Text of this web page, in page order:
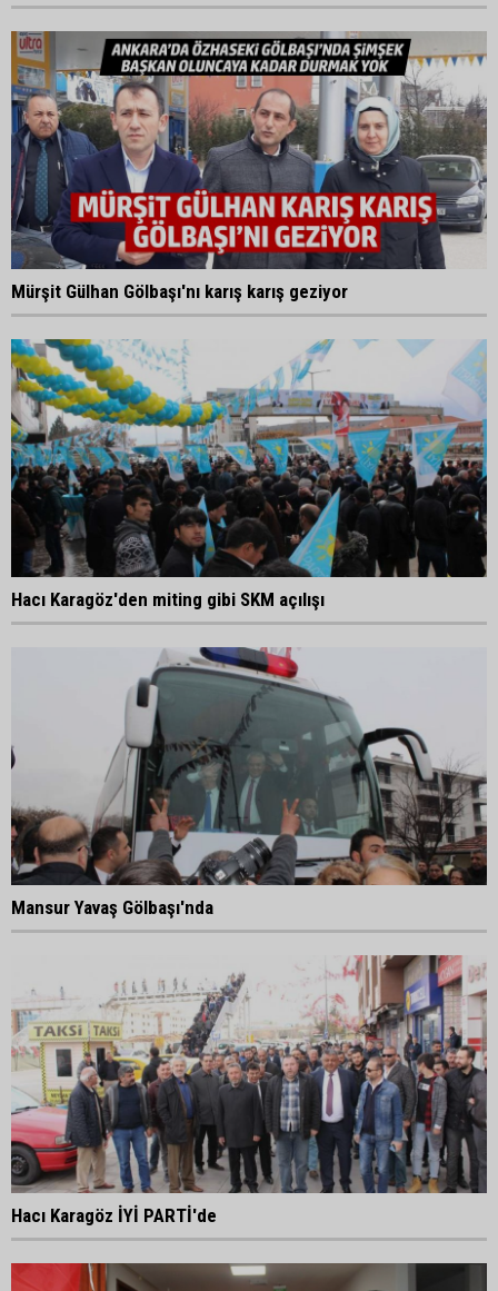
Mürşit Gülhan Gölbaşı'nı karış karış geziyor
Hacı Karagöz'den miting gibi SKM açılışı
Mansur Yavaş Gölbaşı'nda
Hacı Karagöz İYİ PARTİ'de